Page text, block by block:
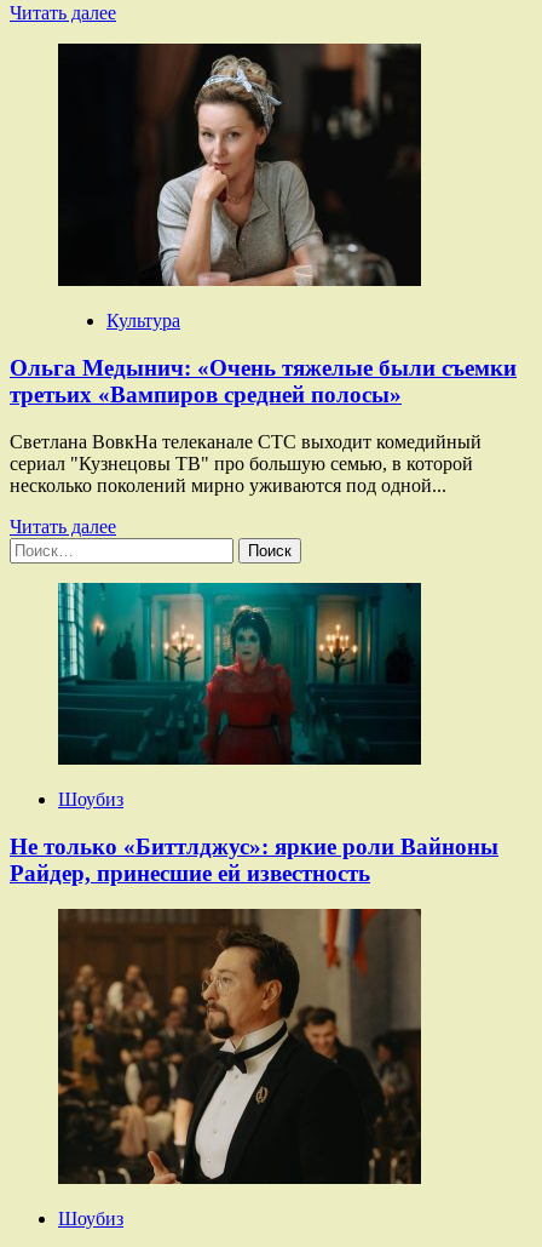
Читать далееПрочитать
Екатерина
Климова:
вернулось
решила
Культура
Ольга Медынич: «Очень тяжелые были съемки
третьих «Вампиров средней полосы»
Светлана ВовкНа телеканале СТС выходит комедийный
сериал "Кузнецовы ТВ" про большую семью, в которой
несколько поколений мирно уживаются под одной...
Читать далееПрочитать
о
Ольга
Медынич:
«Очень
тяжелые
были
съемки
третьих
«Вампиров
средней
Найти:
Шоубиз
Не только «Биттлджус»: яркие роли Вайноны
Райдер, принесшие ей известность
Шоубиз